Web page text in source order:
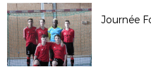
Journée